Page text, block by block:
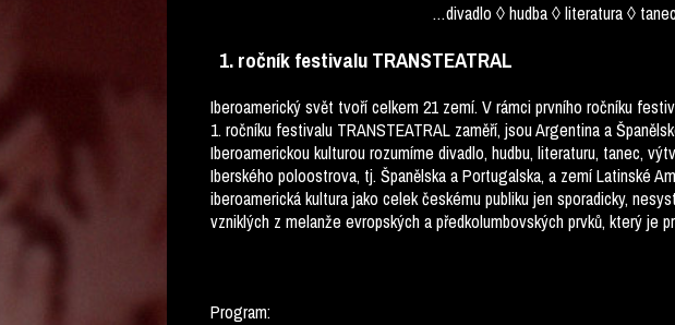
…divadlo ◊ hudba ◊ literatura ◊
1. ročník festivalu TRANSTEATRAL
Iberoamerický svět tvoří celkem 21 zemí. V rámci prvního ročníku
1. ročníku festivalu TRANSTEATRAL zaměří, jsou Argentina a
Iberoamerickou kulturou rozumíme divadlo, hudbu, literaturu, tanec,
Iberského poloostrova, tj. Španělska a Portugalska, a zemí Latinské
iberoamerická kultura jako celek českému publiku jen sporadicky,
vzniklých z melanže evropských a předkolumbovských prvků, který je
Program: